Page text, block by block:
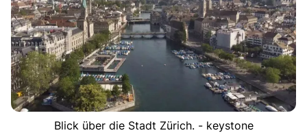
Blick über die Stadt Zürich. - keystone